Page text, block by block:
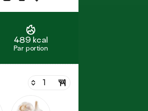
489 kcal
Par portion